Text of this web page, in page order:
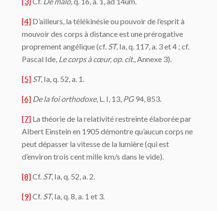
[4] D’ailleurs, la télékinésie ou pouvoir de l’esprit à
mouvoir des corps à distance est une prérogative
proprement angélique (cf. ST, Ia, q. 117, a. 3 et 4 ; cf.
Pascal Ide, Le corps à cœur, op. cit., Annexe 3).
[5] ST, Ia, q. 52, a. 1.
[6] De la foi orthodoxe, L. I, 13, PG94, 853.
[7] La théorie de la relativité restreinte élaborée par
Albert Einstein en 1905 démontre qu’aucun corps ne
peut dépasser la vitesse de la lumière (qui est
d’environ trois cent mille km/s dans le vide).
[8]Cf. ST, Ia, q. 52, a. 2.
[9]Cf. ST, Ia, q. 8, a. 1 et 3.